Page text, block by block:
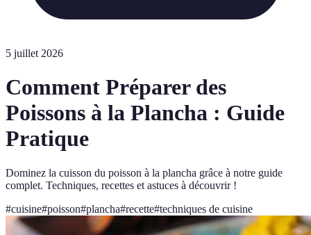
5 juillet 2026
Comment Préparer des
Poissons à la Plancha : Guide
Pratique
Dominez la cuisson du poisson à la plancha grâce à notre guide
complet. Techniques, recettes et astuces à découvrir !
#cuisine#poisson#plancha#recette#techniques de cuisine